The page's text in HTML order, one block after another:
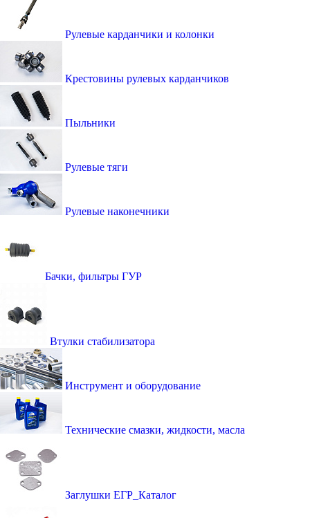
Рулевые карданчики и колонки
Крестовины рулевых карданчиков
Пыльники
Рулевые тяги
Рулевые наконечники
Бачки, фильтры ГУР
Втулки стабилизатора
Инструмент и оборудование
Технические смазки, жидкости, масла
Заглушки ЕГР_Каталог